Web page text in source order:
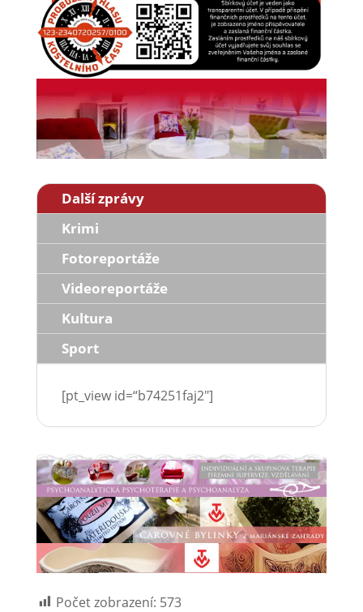
Další zprávy
Krimi
Fotoreportáže
Videoreportáže
Kultura
Sport
[pt_view id=“b74251faj2″]
Počet zobrazení: 573